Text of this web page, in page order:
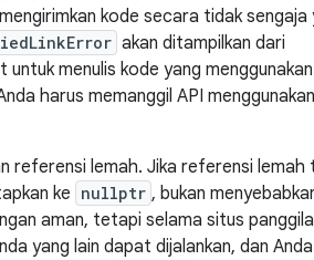
kode secara tidak sengaja
akan ditampilkan dari
menulis kode yang
harus memanggil API menggunakan
referensi lemah. Jika referensi lemah
ke nullptr , bukan
aman, tetapi selama situs
yang lain dapat dijalankan, dan Anda